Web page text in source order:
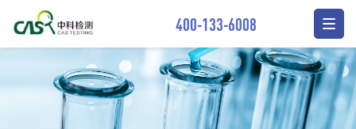
400-133-6008